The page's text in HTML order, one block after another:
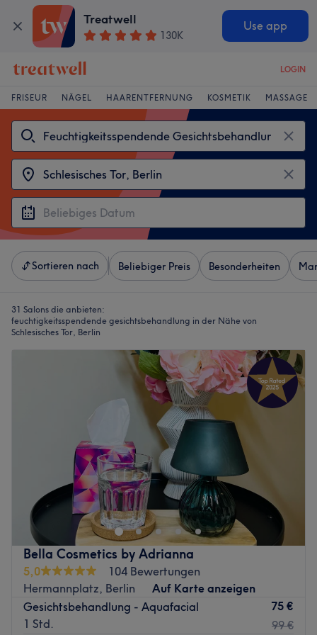
Treatwell
130K
Use app
LOGIN
FRISEUR NÄGEL HAARENTFERNUNG KOSMETIK MASSAGE
Sortieren nach Beliebiger Preis Besonderheiten
31 Salons die anbieten:
feuchtigkeitsspendende gesichtsbehandlung in der Nähe von
Schlesisches Tor, Berlin
Bella Cosmetics by Adrianna
5,0
104 Bewertungen
Hermannplatz, Berlin
Auf Karte anzeigen
Gesichtsbehandlung - Aquafacial
1 Std.
75 €
99 €